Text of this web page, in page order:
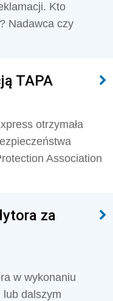
Kto
Nadawca czy
TAPA
otrzymała
Association
za
w wykonaniu
lub dalszym